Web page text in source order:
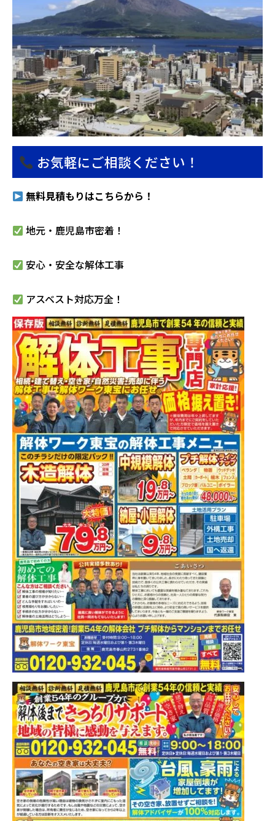
お気軽にご相談ください！
無料見積もりはこちらから！
地元・鹿児島市密着！
安心・安全な解体工事
アスベスト対応万全！